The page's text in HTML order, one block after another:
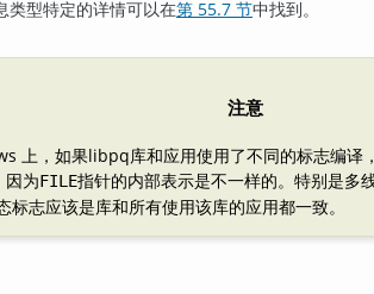
类型特定的详情可以在第 55.7 节中找到。
注意
上，如果libpq库和应用使用了不同的标志编译
因为FILE指针的内部表示是不一样的。特别是多
标志应该是库和所有使用该库的应用都一致。